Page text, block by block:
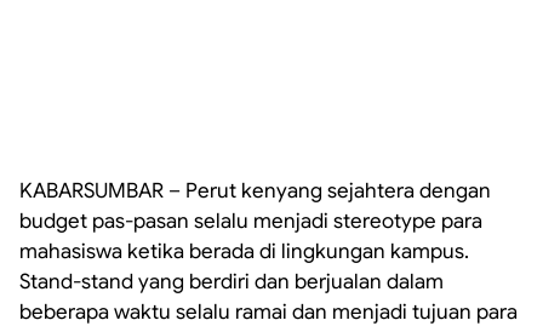
KABARSUMBAR – Perut kenyang sejahtera dengan
budget pas-pasan selalu menjadi stereotype para
mahasiswa ketika berada di lingkungan kampus.
Stand-stand yang berdiri dan berjualan dalam
beberapa waktu selalu ramai dan menjadi tujuan para